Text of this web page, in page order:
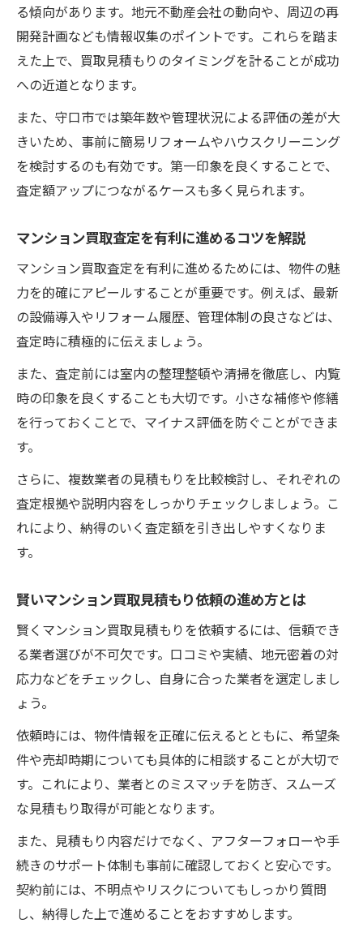
市場傾向を活かしたマンション買取のコツ
所有マンションの価値を見積もる際の注意点と
は
マンション買取見積もり時の重要なチェッ
ク項目
見積もりを依頼する前に確認したいマンシ
ョン買取の基礎
とは
守口市で価値を高めるマンション買取のポ
イント
査定額に差が出るマンション買取見積もり
の注意点
売却戦略に活かすマンション買取見積もりの活
用術
マンション買取見積もりを売却戦略に活か
守口市の相場に基づくマンション買取戦略
の立て方
マンション買取見積もり比較で選ぶ最適な
活用するコツ
マンション買取見積もりで売却計画を最適
化する技術
今注目の守口市マンション買取相場の最新傾向
新相場
守口市マンション買取相場の変化と今後の
展望
最新データから見るマンション買取市場の
動向
マンション買取見積もりが映す守口市の価
格推移
守口市で注目されるマンション買取相場の
る傾向があります。地元不動産会社の動向や、周辺の再
開発計画なども情報収集のポイントです。これらを踏ま
えた上で、買取見積もりのタイミングを計ることが成功
への近道となります。
また、守口市では築年数や管理状況による評価の差が大
きいため、事前に簡易リフォームやハウスクリーニング
を検討するのも有効です。第一印象を良くすることで、
査定額アップにつながるケースも多く見られます。
マンション買取査定を有利に進めるコツを解説
マンション買取査定を有利に進めるためには、物件の魅
力を的確にアピールすることが重要です。例えば、最新
の設備導入やリフォーム履歴、管理体制の良さなどは、
査定時に積極的に伝えましょう。
また、査定前には室内の整理整頓や清掃を徹底し、内覧
時の印象を良くすることも大切です。小さな補修や修繕
を行っておくことで、マイナス評価を防ぐことができま
す。
さらに、複数業者の見積もりを比較検討し、それぞれの
査定根拠や説明内容をしっかりチェックしましょう。こ
れにより、納得のいく査定額を引き出しやすくなりま
す。
賢いマンション買取見積もり依頼の進め方とは
賢くマンション買取見積もりを依頼するには、信頼でき
る業者選びが不可欠です。口コミや実績、地元密着の対
応力などをチェックし、自身に合った業者を選定しまし
ょう。
依頼時には、物件情報を正確に伝えるとともに、希望条
件や売却時期についても具体的に相談することが大切で
す。これにより、業者とのミスマッチを防ぎ、スムーズ
な見積もり取得が可能となります。
また、見積もり内容だけでなく、アフターフォローや手
続きのサポート体制も事前に確認しておくと安心です。
契約前には、不明点やリスクについてもしっかり質問
し、納得した上で進めることをおすすめします。